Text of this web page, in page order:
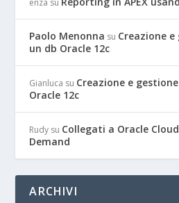
Paolo Menonna su Creazione
un db Oracle 12c
Gianluca su Creazione e
Oracle 12c
Rudy su Collegati a Oracle
Demand
ARCHIVI